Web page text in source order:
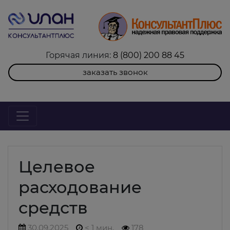
Горячая линия: 8 (800) 200 88 45
заказать звонок
Целевое
расходование
средств
30.09.2025 < 1 мин. 178